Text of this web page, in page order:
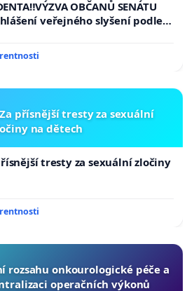
OBČANŮ SENÁTU
veřejného slyšení podle §
Senátu k návrhu na přijetí
přísnější tresty za sexuální
na dětech
tresty za sexuální zločiny
rozsahu onkourologické péče a
operačních výkonů